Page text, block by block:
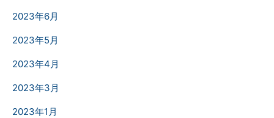
2023年6月
2023年5月
2023年4月
2023年3月
2023年1月